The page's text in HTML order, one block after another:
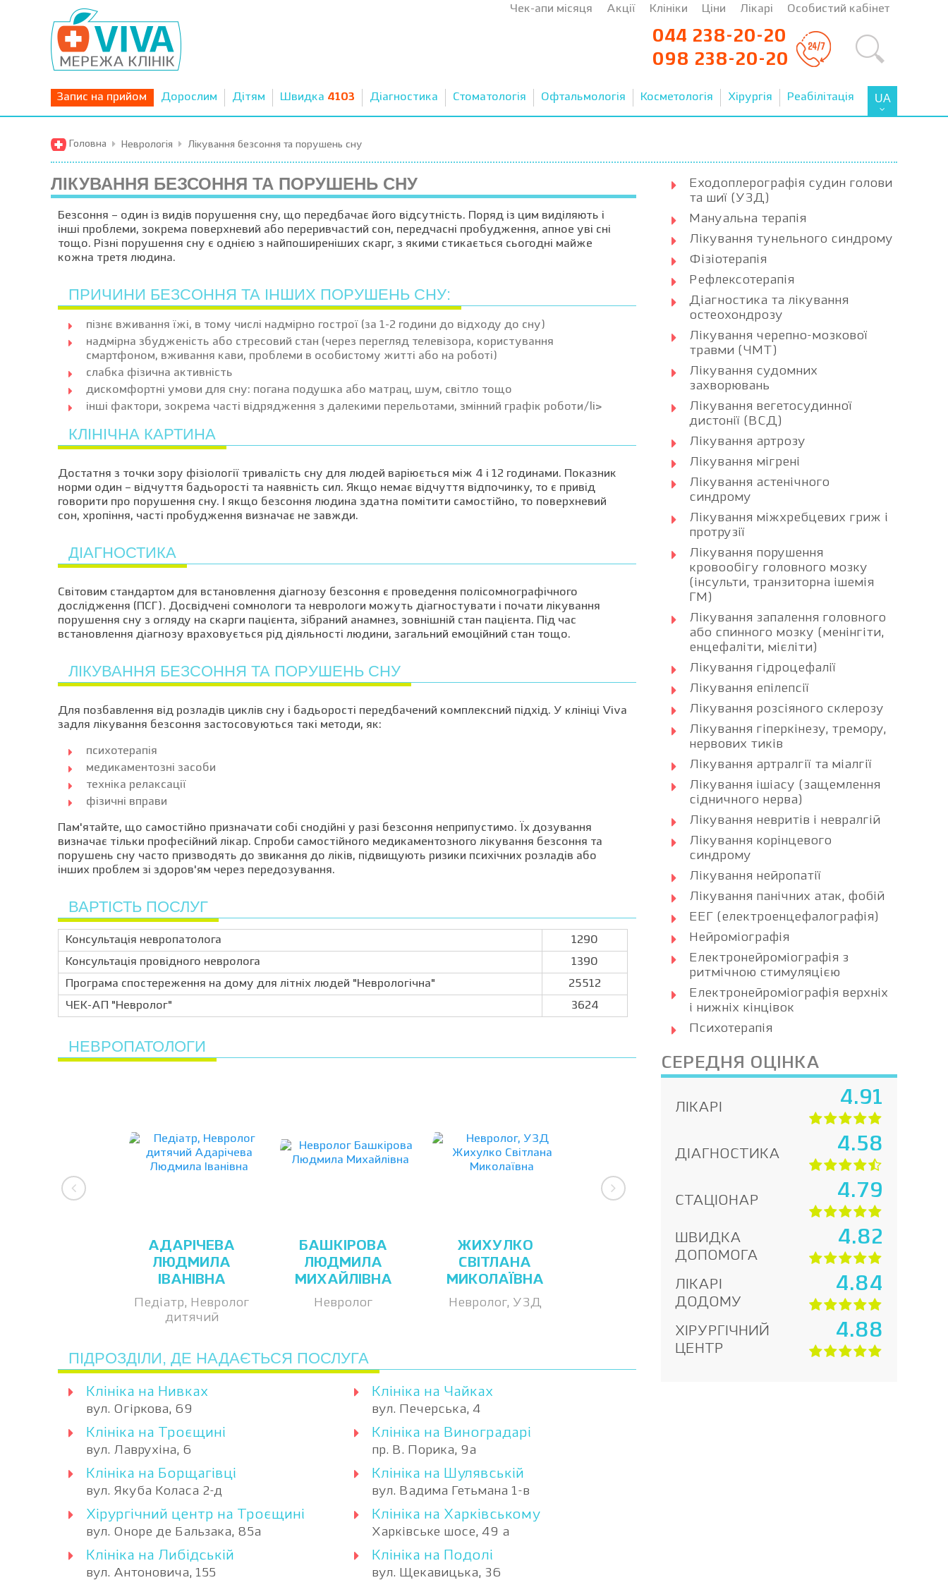
Чек-апи місяця Акції Клініки Ціни Лікарі Особистий кабінет
044 238-20-20
098 238-20-20
Запис на прийом Дорослим Дітям Швидка 4103 Діагностика Стоматологія Офтальмологія Косметологія Хірургія Реабілітація UA
Головна Неврологія Лікування безсоння та порушень сну
ЛІКУВАННЯ БЕЗСОННЯ ТА ПОРУШЕНЬ СНУ
Безсоння – один із видів порушення сну, що передбачає його відсутність. Поряд із цим виділяють і
інші проблеми, зокрема поверхневий або переривчастий сон, передчасні пробудження, апное уві сні
тощо. Різні порушення сну є однією з найпоширеніших скарг, з якими стикається сьогодні майже
кожна третя людина.
ПРИЧИНИ БЕЗСОННЯ ТА ІНШИХ ПОРУШЕНЬ СНУ:
пізнє вживання їжі, в тому числі надмірно гострої (за 1-2 години до відходу до сну)
надмірна збудженість або стресовий стан (через перегляд телевізора, користування
смартфоном, вживання кави, проблеми в особистому житті або на роботі)
слабка фізична активність
дискомфортні умови для сну: погана подушка або матрац, шум, світло тощо
інші фактори, зокрема часті відрядження з далекими перельотами, змінний графік роботи/li>
КЛІНІЧНА КАРТИНА
Достатня з точки зору фізіології тривалість сну для людей варіюється між 4 і 12 годинами. Показник
норми один – відчуття бадьорості та наявність сил. Якщо немає відчуття відпочинку, то є привід
говорити про порушення сну. І якщо безсоння людина здатна помітити самостійно, то поверхневий
сон, хропіння, часті пробудження визначає не завжди.
ДІАГНОСТИКА
Світовим стандартом для встановлення діагнозу безсоння є проведення полісомнографічного
дослідження (ПСГ). Досвідчені сомнологи та неврологи можуть діагностувати і почати лікування
порушення сну з огляду на скарги пацієнта, зібраний анамнез, зовнішній стан пацієнта. Під час
встановлення діагнозу враховується рід діяльності людини, загальний емоційний стан тощо.
ЛІКУВАННЯ БЕЗСОННЯ ТА ПОРУШЕНЬ СНУ
Для позбавлення від розладів циклів сну і бадьорості передбачений комплексний підхід. У клініці Viva
задля лікування безсоння застосовуються такі методи, як:
психотерапія
медикаментозні засоби
техніка релаксації
фізичні вправи
Пам'ятайте, що самостійно призначати собі снодійні у разі безсоння неприпустимо. Їх дозування
визначає тільки професійний лікар. Спроби самостійного медикаментозного лікування безсоння та
порушень сну часто призводять до звикання до ліків, підвищують ризики психічних розладів або
інших проблем зі здоров'ям через передозування.
ВАРТІСТЬ ПОСЛУГ
Консультація невропатолога
1290
Консультація провідного невролога
1390
Програма спостереження на дому для літніх людей "Неврологічна"
25512
ЧЕК-АП "Невролог"
3624
НЕВРОПАТОЛОГИ
АДАРІЧЕВА
ЛЮДМИЛА
ІВАНІВНА
Педіатр, Невролог
дитячий
БАШКІРОВА
ЛЮДМИЛА
МИХАЙЛІВНА
Невролог
ЖИХУЛКО
СВІТЛАНА
МИКОЛАЇВНА
Невролог, УЗД
ПІДРОЗДІЛИ, ДЕ НАДАЄТЬСЯ ПОСЛУГА
Клініка на Нивках
вул. Огіркова, 69
Клініка на Чайках
вул. Печерська, 4
Клініка на Троєщині
вул. Лаврухіна, 6
Клініка на Виноградарі
пр. В. Порика, 9а
Клініка на Борщагівці
вул. Якуба Коласа 2-д
Клініка на Шулявській
вул. Вадима Гетьмана 1-в
Хірургічний центр на Троєщині
вул. Оноре де Бальзака, 85а
Клініка на Харківському
Харківське шосе, 49 а
Клініка на Либідській
вул. Антоновича, 155
Клініка на Подолі
вул. Щекавицька, 36
Еходоплерографія судин голови
та шиї (УЗД)
Мануальна терапія
Лікування тунельного синдрому
Фізіотерапія
Рефлексотерапія
Діагностика та лікування
остеохондрозу
Лікування черепно-мозкової
травми (ЧМТ)
Лікування судомних
захворювань
Лікування вегетосудинної
дистонії (ВСД)
Лікування артрозу
Лікування мігрені
Лікування астенічного
синдрому
Лікування міжхребцевих гриж і
протрузії
Лікування порушення
кровообігу головного мозку
(інсульти, транзиторна ішемія
ГМ)
Лікування запалення головного
або спинного мозку (менінгіти,
енцефаліти, мієліти)
Лікування гідроцефалії
Лікування епілепсії
Лікування розсіяного склерозу
Лікування гіперкінезу, тремору,
нервових тиків
Лікування артралгії та міалгії
Лікування ішіасу (защемлення
сідничного нерва)
Лікування невритів і невралгій
Лікування корінцевого
синдрому
Лікування нейропатії
Лікування панічних атак, фобій
ЕЕГ (електроенцефалографія)
Нейроміографія
Електронейроміографія з
ритмічною стимуляцією
Електронейроміографія верхніх
і нижніх кінцівок
Психотерапія
СЕРЕДНЯ ОЦІНКА
ЛІКАРІ 4.91
ДІАГНОСТИКА 4.58
СТАЦІОНАР 4.79
ШВИДКА
ДОПОМОГА
4.82
ЛІКАРІ
ДОДОМУ
4.84
ХІРУРГІЧНИЙ
ЦЕНТР
4.88